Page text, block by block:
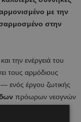
με την
στην
την ενέργειά του
τους αρμόδιους
ενός έργου ζωτικής
πρόωρων νεογνών